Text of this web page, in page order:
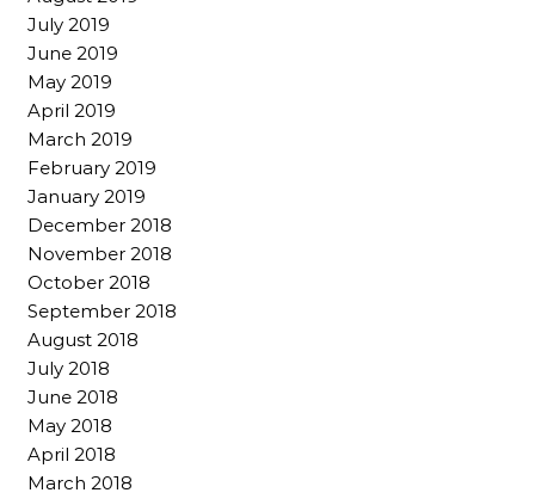
July 2019
June 2019
May 2019
April 2019
March 2019
February 2019
January 2019
December 2018
November 2018
October 2018
September 2018
August 2018
July 2018
June 2018
May 2018
April 2018
March 2018